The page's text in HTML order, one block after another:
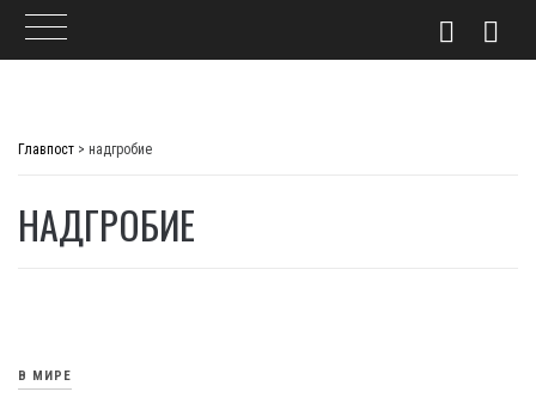
Главпост > надгробие
НАДГРОБИЕ
В МИРЕ